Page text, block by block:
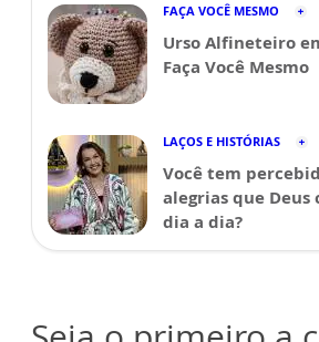
FAÇA VOCÊ MESMO
Urso Alfineteiro
Faça Você Mesmo
LAÇOS E HISTÓRIAS
Você tem
alegrias que Deus
dia a dia?